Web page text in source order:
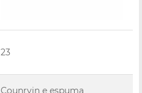
23
Counrvin e espuma